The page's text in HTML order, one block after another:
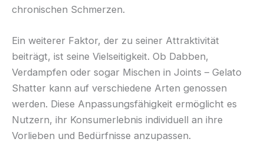
chronischen Schmerzen.
Ein weiterer Faktor, der zu seiner Attraktivität
beiträgt, ist seine Vielseitigkeit. Ob Dabben,
Verdampfen oder sogar Mischen in Joints – Gelato
Shatter kann auf verschiedene Arten genossen
werden. Diese Anpassungsfähigkeit ermöglicht es
Nutzern, ihr Konsumerlebnis individuell an ihre
Vorlieben und Bedürfnisse anzupassen.